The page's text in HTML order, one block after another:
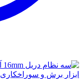
ابزار برش و سوراخکاری